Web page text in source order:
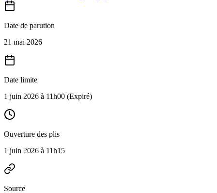
Date de parution
21 mai 2026
Date limite
1 juin 2026 à 11h00 (Expiré)
Ouverture des plis
1 juin 2026 à 11h15
Source